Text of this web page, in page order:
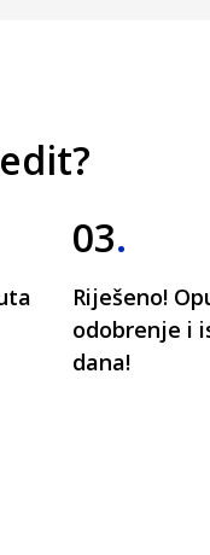
03.
Riješeno!
odobrenje i
dana!